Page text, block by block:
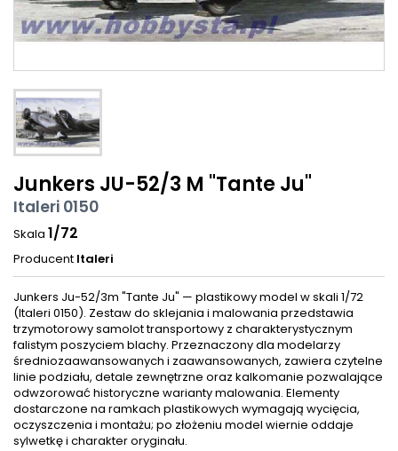
Junkers JU-52/3 M "Tante Ju"
Italeri 0150
Skala 1/72
Producent Italeri
Junkers Ju-52/3m "Tante Ju" — plastikowy model w skali 1/72
(Italeri 0150). Zestaw do sklejania i malowania przedstawia
trzymotorowy samolot transportowy z charakterystycznym
falistym poszyciem blachy. Przeznaczony dla modelarzy
średniozaawansowanych i zaawansowanych, zawiera czytelne
linie podziału, detale zewnętrzne oraz kalkomanie pozwalające
odwzorować historyczne warianty malowania. Elementy
dostarczone na ramkach plastikowych wymagają wycięcia,
oczyszczenia i montażu; po złożeniu model wiernie oddaje
sylwetkę i charakter oryginału.